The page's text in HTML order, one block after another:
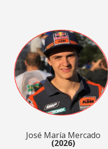
José María Mercado
(2026)